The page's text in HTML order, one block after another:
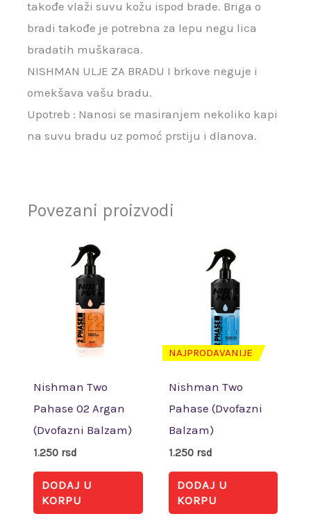
takođe vlaži suvu kožu ispod brade. Briga o
bradi takođe je potrebna za lepu negu lica
bradatih muškaraca.
NISHMAN ULJE ZA BRADU I brkove neguje i
omekšava vašu bradu.
Upotreb : Nanosi se masiranjem nekoliko kapi
na suvu bradu uz pomoć prstiju i dlanova.
Povezani proizvodi
Nishman Two
Pahase 02 Argan
(Dvofazni Balzam)
1.250 rsd
DODAJ U
KORPU
NAJPRODAVANIJE
Nishman Two
Pahase (Dvofazni
Balzam)
1.250 rsd
DODAJ U
KORPU